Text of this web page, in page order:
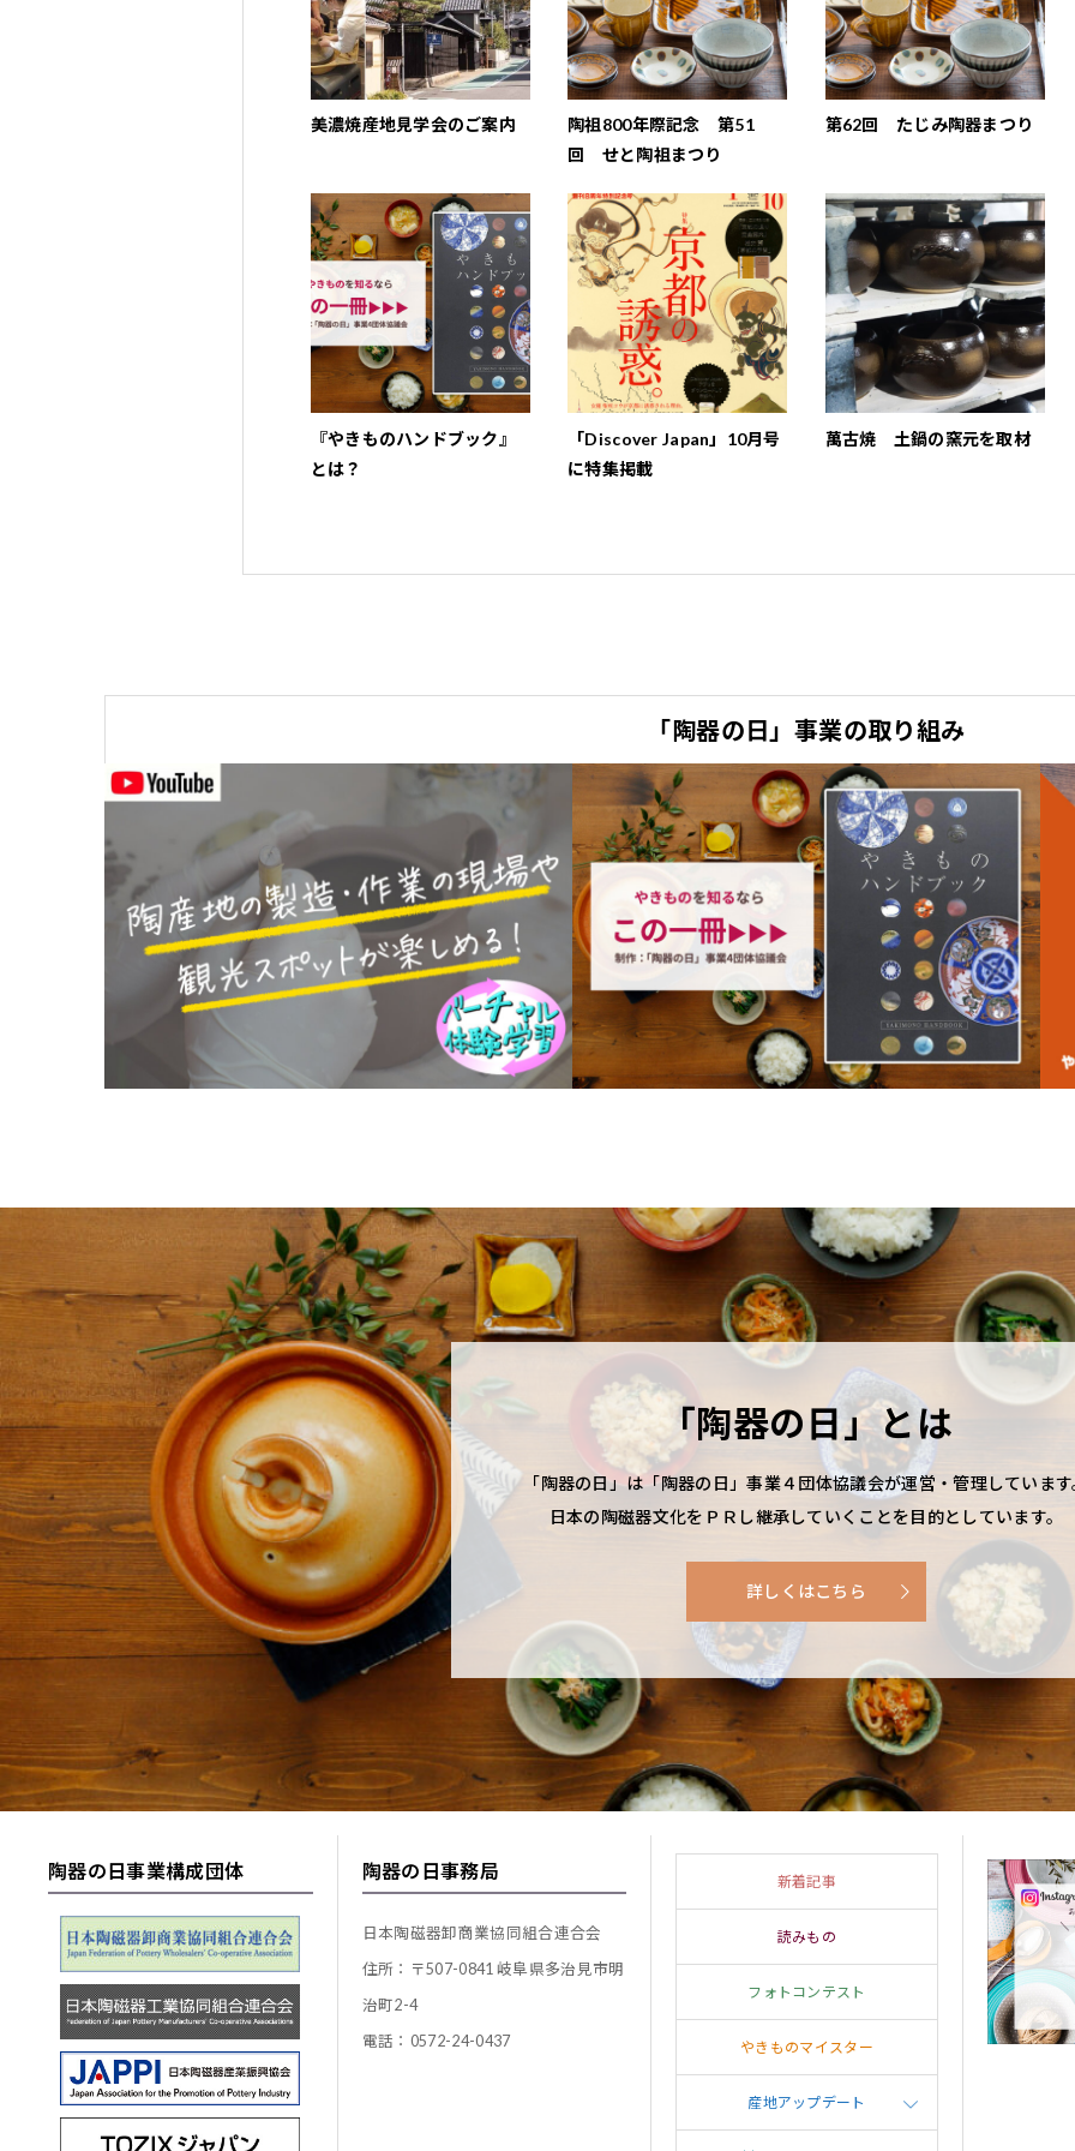
美濃焼産地見学会のご案内
陶祖800年際記念 第51
回 せと陶祖まつり
第62回 たじみ陶器まつり
『やきものハンドブック』
とは？
「Discover Japan」10月号
に特集掲載
萬古焼 土鍋の窯元を取材
「陶器の日」事業の取り組み
「陶器の日」とは
「陶器の日」は「陶器の日」事業４団体協議会が運営・管理していま
日本の陶磁器文化をＰＲし継承していくことを目的としています。
詳しくはこちら
陶器の日事業構成団体 陶器の日事務局
日本陶磁器卸商業協同組合連合会
住所：〒507-0841 岐阜県多治見市明
治町2-4
電話：0572-24-0437
新着記事
読みもの
フォトコンテスト
やきものマイスター
産地アップデート